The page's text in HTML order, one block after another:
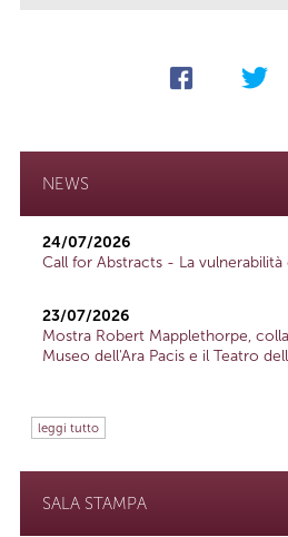
NEWS
24/07/2026
Call for Abstracts - La
23/07/2026
Mostra Robert Mapplethorpe,
Museo dell'Ara Pacis e il Teatro
leggi tutto
SALA STAMPA